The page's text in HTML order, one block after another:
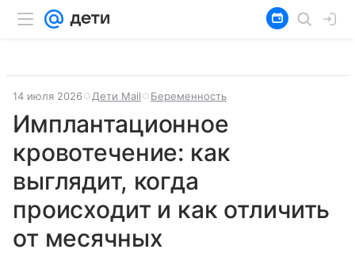
14 июля 2026 Дети Mail Беременность
Имплантационное
кровотечение: как
выглядит, когда
происходит и как отличить
от месячных